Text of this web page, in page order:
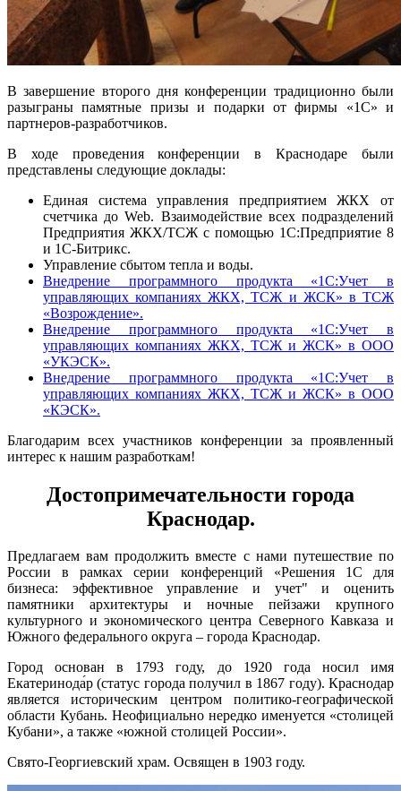
В завершение второго дня конференции традиционно были
разыграны памятные призы и подарки от фирмы «1С» и
партнеров-разработчиков.
В ходе проведения конференции в Краснодаре были
представлены следующие доклады:
Единая система управления предприятием ЖКХ от
счетчика до Web. Взаимодействие всех подразделений
Предприятия ЖКХ/ТСЖ с помощью 1С:Предприятие 8
и 1С-Битрикс.
Управление сбытом тепла и воды.
Внедрение программного продукта «1С:Учет в
управляющих компаниях ЖКХ, ТСЖ и ЖСК» в ТСЖ
«Возрождение».
Внедрение программного продукта «1С:Учет в
управляющих компаниях ЖКХ, ТСЖ и ЖСК» в ООО
«УКЭСК».
Внедрение программного продукта «1С:Учет в
управляющих компаниях ЖКХ, ТСЖ и ЖСК» в ООО
«КЭСК».
Благодарим всех участников конференции за проявленный
интерес к нашим разработкам!
Достопримечательности города
Краснодар.
Предлагаем вам продолжить вместе с нами путешествие по
России в рамках серии конференций «Решения 1С для
бизнеса: эффективное управление и учет" и оценить
памятники архитектуры и ночные пейзажи крупного
культурного и экономического центра Северного Кавказа и
Южного федерального округа – города Краснодар.
Город основан в 1793 году, до 1920 года носил имя
Екатеринода́р (статус города получил в 1867 году). Краснодар
является историческим центром политико-географической
области Кубань. Неофициально нередко именуется «столицей
Кубани», а также «южной столицей России».
Свято-Георгиевский храм. Освящен в 1903 году.